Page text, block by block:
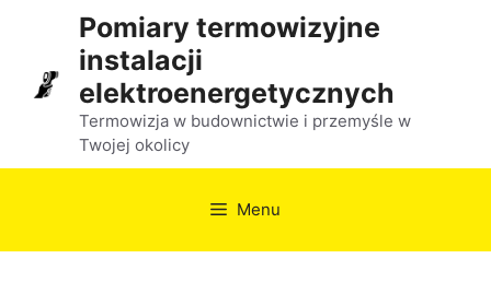
treści
Pomiary termowizyjne
instalacji
elektroenergetycznych
Termowizja w budownictwie i przemyśle w
Twojej okolicy
Menu